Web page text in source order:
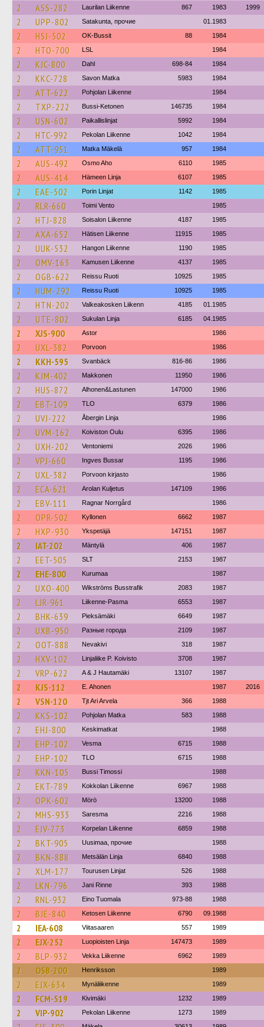
2 ASS-282 Laurilan Liikenne 867 1983 1999
2 UPP-802 Satakunta, прочие 01.1983
2 HSJ-502 OK-Bussit 88 1984
2 HTO-700 LSL 1984
2 KJC-800 Dahl 698-84 1984
2 KKC-728 Savon Matka 5983 1984
2 ATT-622 Pohjolan Liikenne 1984
2 TXP-222 Bussi-Ketonen 146735 1984
2 USN-602 Paikallislinjat 5992 1984
2 HTC-992 Pekolan Liikenne 1042 1984
2 ATT-951 Matka Mäkelä 957 1984
2 AUS-492 Osmo Aho 6110 1985
2 AUS-414 Hämeen Linja 6107 1985
2 EAE-502 Porin Linjat 1142 1985
2 RLR-660 Toimi Vento 1985
2 HTJ-828 Soisalon Liikenne 4187 1985
2 AXA-652 Hätisen Liikenne 11915 1985
2 UUK-532 Hangon Liikenne 1190 1985
2 OMV-163 Kamusen Liikenne 4137 1985
2 OGB-622 Reissu Ruoti 10925 1985
2 HUM-292 Reissu Ruoti 10925 1985
2 HTN-202 Valkeakosken Liikenn 4185 01.1985
2 UTE-802 Sukulan Linja 6185 04.1985
2 XJS-900 Astor 1986
2 UXL-382 Porvoon 1986
2 KKH-595 Svanbäck 816-86 1986
2 KJM-402 Makkonen 11950 1986
2 HUS-872 Alhonen&Lastunen 147000 1986
2 EBT-109 TLO 6379 1986
2 UVJ-222 Åbergin Linja 1986
2 UVM-162 Koiviston Oulu 6395 1986
2 UXH-202 Ventoniemi 2026 1986
2 VPJ-660 Ingves Bussar 1195 1986
2 UXL-382 Porvoon kirjasto 1986
2 ECA-621 Arolan Kuljetus 147109 1986
2 EBV-111 Ragnar Norrgård 1986
2 OPR-502 Kyllonen 6662 1987
2 HXP-930 Ykspetäjä 147151 1987
2 IAT-202 Mäntylä 406 1987
2 EET-505 SLT 2153 1987
2 EHE-800 Kurumaa 1987
2 UXO-400 Wikströms Busstrafik 2083 1987
2 LJR-961 Liikenne-Pasma 6553 1987
2 BHK-639 Pieksämäki 6649 1987
2 UXB-950 Разные города 2109 1987
2 OOT-888 Nevakivi 318 1987
2 HXV-102 Linjaliike P. Koivisto 3708 1987
2 VRP-622 A & J Hautamäki 13107 1987
2 KJS-112 E. Ahonen 1987 2016
2 VSN-120 Tjt Ari Arvela 366 1988
2 KKS-102 Pohjolan Matka 583 1988
2 EHJ-800 Keskimatkat 1988
2 EHP-102 Vesma 6715 1988
2 EHP-102 TLO 6715 1988
2 KKN-105 Bussi Timossi 1988
2 EKT-789 Kokkolan Liikenne 6967 1988
2 OPK-602 Mörö 13200 1988
2 MHS-933 Saresma 2216 1988
2 EJV-773 Korpelan Liikenne 6859 1988
2 BKT-905 Uusimaa, прочие 1988
2 BKN-888 Metsälän Linja 6840 1988
2 XLM-177 Tourusen Linjat 526 1988
2 LKN-796 Jani Rinne 393 1988
2 RNL-932 Eino Tuomala 973-88 1988
2 BJE-840 Ketosen Liikenne 6790 09.1988
2 IEA-608 Viitasaaren 557 1989
2 EJX-252 Luopioisten Linja 147473 1989
2 BLP-932 Vekka Liikenne 6962 1989
2 OSB-200 Henriksson 1989
2 EJX-634 Mynäliikenne 1989
2 FCM-519 Kivimäki 1232 1989
2 VIP-902 Pekolan Liikenne 1273 1989